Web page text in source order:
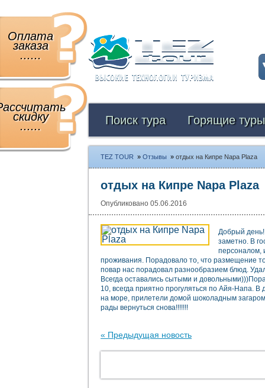
Оплата
заказа
......
скидку
...... Поиск тура Горящие туры
TEZ TOUR » Отзывы » отдых на Кипре Napa Plaza
отдых на Кипре Napa Plaza
Опубликовано 05.06.2016
Добрый день!
заметно. В
персоналом,
проживания. Порадовало то, что размещение
повар нас порадовал разнообразием блюд.
Всегда оставались сытыми и
10, всегда приятно прогуляться по Айя-Напа.
на море, прилетели домой шоколадным
рады вернуться снова!!!!!!!
« Предыдущая новость